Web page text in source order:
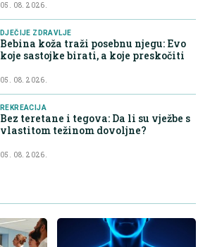
05. 08. 2026.
DJEČIJE ZDRAVLJE
Bebina koža traži posebnu njegu: Evo
koje sastojke birati, a koje preskočiti
05. 08. 2026.
REKREACIJA
Bez teretane i tegova: Da li su vježbe s
vlastitom težinom dovoljne?
05. 08. 2026.